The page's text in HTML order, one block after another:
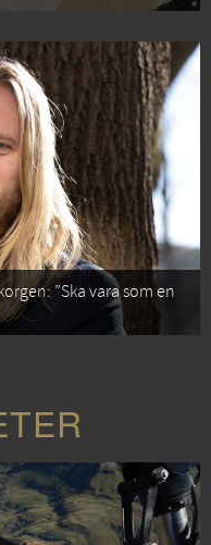
”Ska vara som en